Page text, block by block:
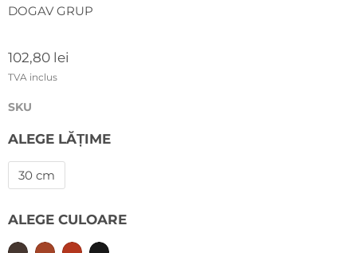
DOGAV GRUP
Preț curent
102,80 lei
TVA inclus
SKU
ALEGE LĂȚIME
30 cm
ALEGE CULOARE